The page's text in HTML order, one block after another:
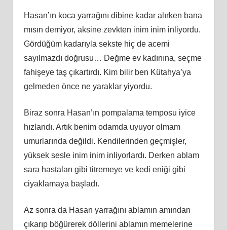
Hasan’ın koca yarrağını dibine kadar alırken bana
mısın demiyor, aksine zevkten inim inim inliyordu.
Gördüğüm kadarıyla sekste hiç de acemi
sayılmazdı doğrusu… Değme ev kadınına, seçme
fahişeye taş çıkartırdı. Kim bilir ben Kütahya’ya
gelmeden önce ne yaraklar yiyordu.
Biraz sonra Hasan’ın pompalama temposu iyice
hızlandı. Artık benim odamda uyuyor olmam
umurlarında değildi. Kendilerinden geçmişler,
yüksek sesle inim inim inliyorlardı. Derken ablam
sara hastaları gibi titremeye ve kedi eniği gibi
ciyaklamaya başladı.
Az sonra da Hasan yarrağını ablamın amından
çıkarıp böğürerek döllerini ablamın memelerine